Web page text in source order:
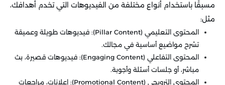
مسبقًا باستخدام أنواع مختلفة من الفيديوهات التي تخدم أهدافك،
مثل:
المحتوى التعليمي (Pillar Content): فيديوهات طويلة وعميقة
تشرح مواضيع أساسية في مجالك.
المحتوى التفاعلي (Engaging Content): فيديوهات قصيرة، بث
مباشر، أو جلسات أسئلة وأجوبة.
المحتوى الترويجي (Promotional Content): إعلانات، مراجعات